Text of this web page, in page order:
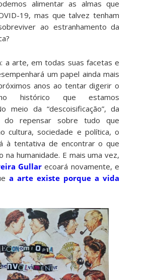
alimentar as almas que
19, mas que talvez tenham
ao estranhamento da
a arte, em todas suas facetas e
um papel ainda mais
anos ao tentar digerir o
histórico que estamos
meio da “descoisificação”, da
do repensar sobre tudo que
cultura, sociedade e política, o
à tentativa de encontrar o que
na humanidade. E mais uma vez,
Gullar ecoará novamente, e
a arte existe porque a vida